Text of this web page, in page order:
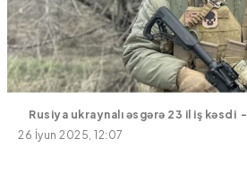
Rusiya ukraynalı əsgərə 23 il iş kəsdi -
26 İyun 2025, 12:07